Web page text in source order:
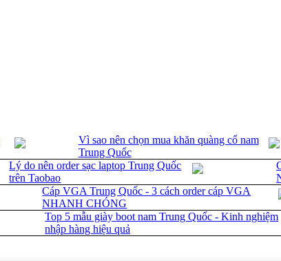
Vì sao nên chọn mua khăn quàng cổ nam
Trung Quốc
Lý do nên order sạc laptop Trung Quốc
trên Taobao
Cáp VGA Trung Quốc - 3 cách order cáp VGA
NHANH CHÓNG
Top 5 mẫu giày boot nam Trung Quốc - Kinh nghiệm
nhập hàng hiệu quả